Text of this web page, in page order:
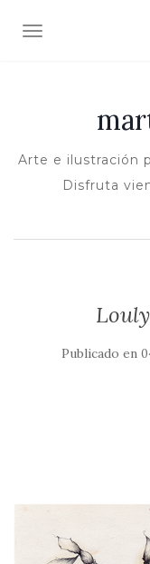
ALTERNAR
Arte e ilustración
Disfruta
Publicado en